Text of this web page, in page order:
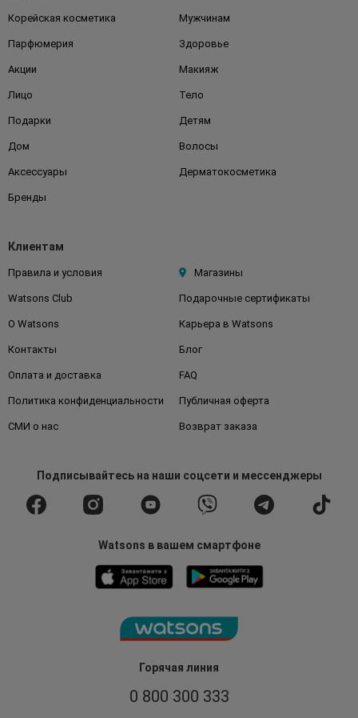
Горячая линия
0 800 300 333
Корейская косметика Мужчинам
Парфюмерия Здоровье
Акции Макияж
Лицо Тело
Подарки Детям
Дом Волосы
Аксессуары Дерматокосметика
Бренды
Клиентам
Правила и условия Магазины
Watsons Club Подарочные сертификаты
О Watsons Карьера в Watsons
Контакты Блог
Оплата и доставка FAQ
Политика конфиденциальности Публичная оферта
СМИ о нас Возврат заказа
Подписывайтесьна наши соцсети и мессенджеры
Watsons в вашем смартфоне